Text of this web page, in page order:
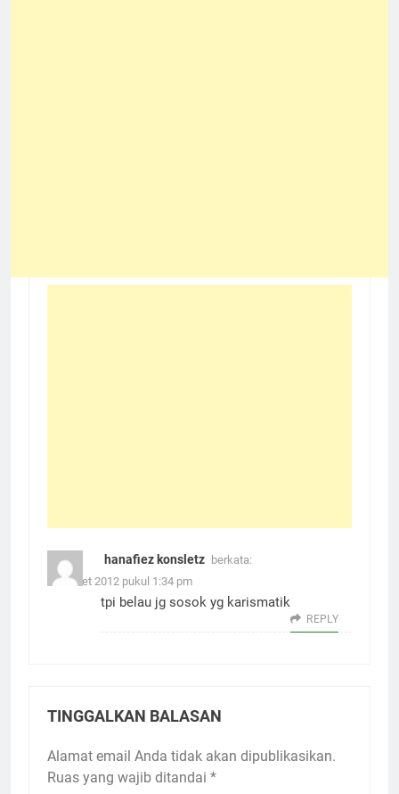
hanafiez konsletz berkata:
21 Maret 2012 pukul 1:34 pm
tpi belau jg sosok yg karismatik
REPLY
TINGGALKAN BALASAN
Alamat email Anda tidak akan dipublikasikan.
Ruas yang wajib ditandai *